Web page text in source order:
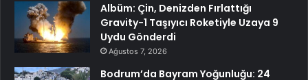
Albüm: Çin, Denizden Fırlattığı
Gravity-1 Taşıyıcı Roketiyle Uzaya 9
Uydu Gönderdi
Ağustos 7, 2026
Bodrum’da Bayram Yoğunluğu: 24